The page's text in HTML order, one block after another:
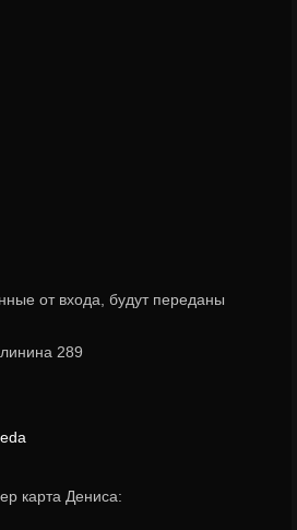
от входа, будут переданы
289
карта Дениса: